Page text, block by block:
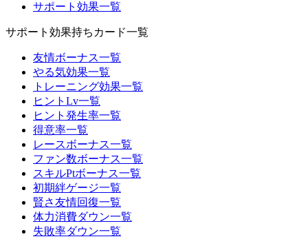
サポート効果一覧
サポート効果持ちカード一覧
友情ボーナス一覧
やる気効果一覧
トレーニング効果一覧
ヒントLv一覧
ヒント発生率一覧
得意率一覧
レースボーナス一覧
ファン数ボーナス一覧
スキルPtボーナス一覧
初期絆ゲージ一覧
賢さ友情回復一覧
体力消費ダウン一覧
失敗率ダウン一覧